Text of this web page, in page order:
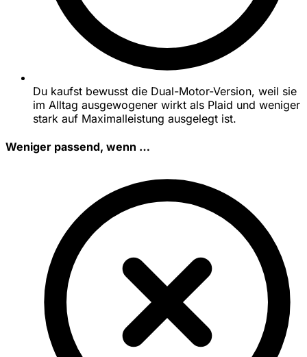
Du kaufst bewusst die Dual-Motor-Version, weil sie
im Alltag ausgewogener wirkt als Plaid und weniger
stark auf Maximalleistung ausgelegt ist.
Weniger passend, wenn …